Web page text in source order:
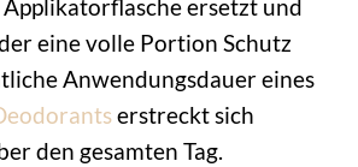
ersetzt und
eine volle Portion Schutz
Anwendungsdauer eines
erstreckt sich
den gesamten Tag.